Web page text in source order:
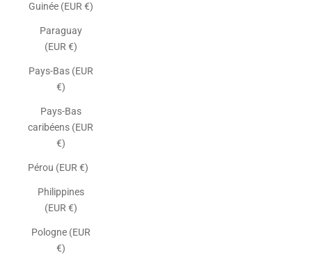
Guinée (EUR €)
Paraguay
(EUR €)
Pays-Bas (EUR
€)
Pays-Bas
caribéens (EUR
€)
Pérou (EUR €)
Philippines
(EUR €)
Pologne (EUR
€)